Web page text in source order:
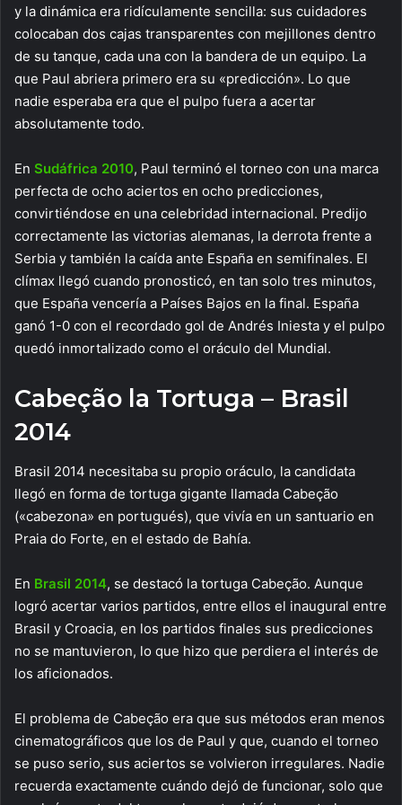
y la dinámica era ridículamente sencilla: sus cuidadores
colocaban dos cajas transparentes con mejillones dentro
de su tanque, cada una con la bandera de un equipo. La
que Paul abriera primero era su «predicción». Lo que
nadie esperaba era que el pulpo fuera a acertar
absolutamente todo.
En Sudáfrica 2010, Paul terminó el torneo con una marca
perfecta de ocho aciertos en ocho predicciones,
convirtiéndose en una celebridad internacional. Predijo
correctamente las victorias alemanas, la derrota frente a
Serbia y también la caída ante España en semifinales. El
clímax llegó cuando pronosticó, en tan solo tres minutos,
que España vencería a Países Bajos en la final. España
ganó 1-0 con el recordado gol de Andrés Iniesta y el pulpo
quedó inmortalizado como el oráculo del Mundial.
Cabeção la Tortuga – Brasil
2014
Brasil 2014 necesitaba su propio oráculo, la candidata
llegó en forma de tortuga gigante llamada Cabeção
(«cabezona» en portugués), que vivía en un santuario en
Praia do Forte, en el estado de Bahía.
En Brasil 2014, se destacó la tortuga Cabeção. Aunque
logró acertar varios partidos, entre ellos el inaugural entre
Brasil y Croacia, en los partidos finales sus predicciones
no se mantuvieron, lo que hizo que perdiera el interés de
los aficionados.
El problema de Cabeção era que sus métodos eran menos
cinematográficos que los de Paul y que, cuando el torneo
se puso serio, sus aciertos se volvieron irregulares. Nadie
recuerda exactamente cuándo dejó de funcionar, solo que